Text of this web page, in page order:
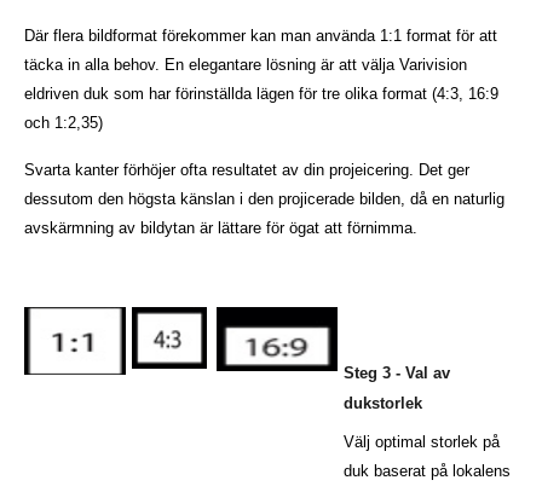
Där flera bildformat förekommer kan man använda 1:1 format för att
täcka in alla behov. En elegantare lösning är att välja Varivision
eldriven duk som har förinställda lägen för tre olika format (4:3, 16:9
och 1:2,35)
Svarta kanter förhöjer ofta resultatet av din projeicering. Det ger
dessutom den högsta känslan i den projicerade bilden, då en naturlig
avskärmning av bildytan är lättare för ögat att förnimma.
Steg 3 - Val av
dukstorlek
Välj optimal storlek på
duk baserat på lokalens